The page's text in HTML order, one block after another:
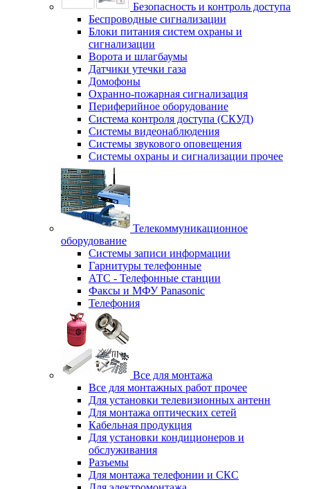
Безопасность и контроль доступа
Беспроводные сигнализации
Блоки питания систем охраны и
сигнализации
Ворота и шлагбаумы
Датчики утечки газа
Домофоны
Охранно-пожарная сигнализация
Периферийное оборудование
Система контроля доступа (СКУД)
Системы видеонаблюдения
Системы звукового оповещения
Системы охраны и сигнализации прочее
Телекоммуникационное
оборудование
Системы записи информации
Гарнитуры телефонные
АТС - Телефонные станции
Факсы и МФУ Panasonic
Телефония
Все для монтажа
Все для монтажных работ прочее
Для установки телевизионных антенн
Для монтажа оптических сетей
Кабельная продукция
Для установки кондиционеров и
обслуживания
Разъемы
Для монтажа телефонии и СКС